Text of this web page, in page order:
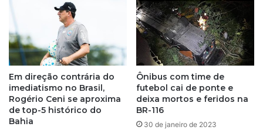
Em direção contrária do
imediatismo no Brasil,
Rogério Ceni se aproxima
de top-5 histórico do
Bahia
Ônibus com time de
futebol cai de ponte e
deixa mortos e feridos na
BR-116
30 de janeiro de 2023